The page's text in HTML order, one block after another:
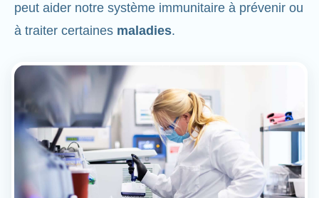
peut aider notre système immunitaire à prévenir ou
à traiter certaines maladies.